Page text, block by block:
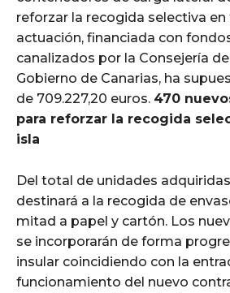
reforzar la recogida selectiva en
actuación, financiada con
canalizados por la Consejería
Gobierno de Canarias, ha
de 709.227,20 euros. 470
para reforzar la recogida
isla
Del total de unidades
destinará a la recogida de
mitad a papel y cartón. Los
se incorporarán de forma
insular coincidiendo con la
funcionamiento del nuevo